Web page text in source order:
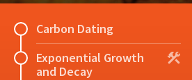
Carbon Dating
Exponential Growth
and Decay